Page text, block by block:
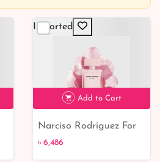
Imported
Add to Cart
Narciso Rodriguez For
Her Eau De Perfume
৳ 6,486